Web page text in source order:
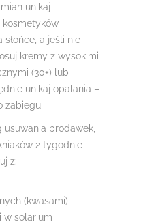
unikaj
kosmetyków
słońce, a jeśli nie
kremy z wysokimi
(30+) lub
unikaj opalania –
zabiegu
usuwania brodawek,
2 tygodnie
z:
(kwasami)
w solarium